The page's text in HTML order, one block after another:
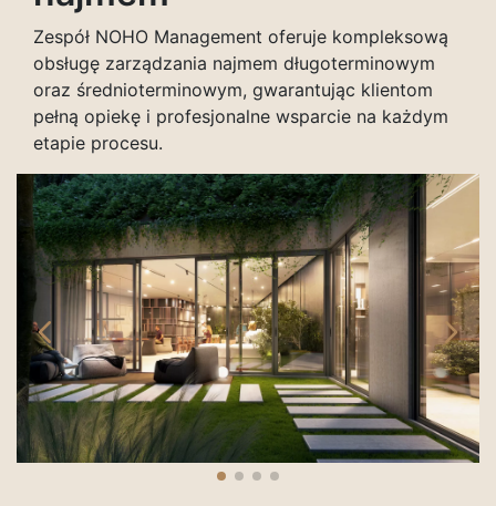
Zespół NOHO Management oferuje kompleksową
obsługę zarządzania najmem długoterminowym
oraz średnioterminowym, gwarantując klientom
pełną opiekę i profesjonalne wsparcie na każdym
etapie procesu.